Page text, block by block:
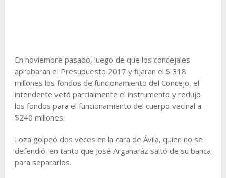
En noviembre pasado, luego de que los concejales
aprobaran el Presupuesto 2017 y fijaran el $ 318
millones los fondos de funcionamiento del Concejo, el
intendente vetó parcialmente el instrumento y redujo
los fondos para el funcionamiento del cuerpo vecinal a
$240 millones.
Loza golpeó dos veces en la cara de Ávila, quien no se
defendió, en tanto que José Argañaráz saltó de su banca
para separarlos.